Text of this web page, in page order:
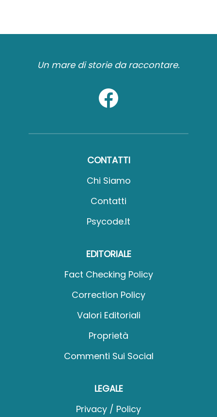
Un mare di storie da raccontare.
CONTATTI
Chi Siamo
Contatti
Psycode.it
EDITORIALE
Fact Checking Policy
Correction Policy
Valori Editoriali
Proprietà
Commenti Sui Social
LEGALE
Privacy / Policy